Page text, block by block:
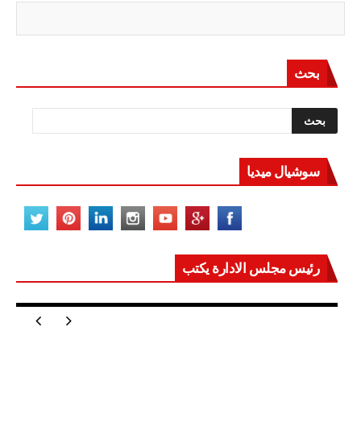
بحث
سوشيال ميديا
رئيس مجلس الادارة يكتب
مصر تعيد للعالم اتزانه